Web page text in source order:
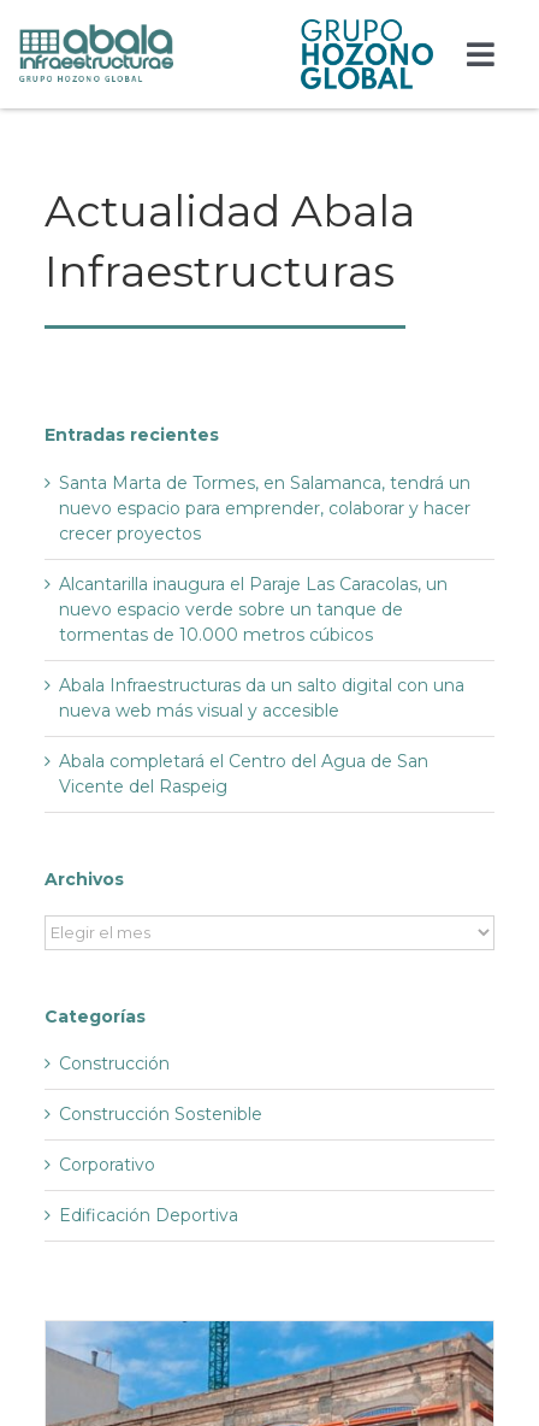
contenido
Edificación
Obra civil
Trabaja con nosotros
Actualidad Abala
Infraestructuras
Entradas recientes
Santa Marta de Tormes, en Salamanca, tendrá un
nuevo espacio para emprender, colaborar y hacer
crecer proyectos
Alcantarilla inaugura el Paraje Las Caracolas, un
nuevo espacio verde sobre un tanque de
tormentas de 10.000 metros cúbicos
Abala Infraestructuras da un salto digital con una
nueva web más visual y accesible
Abala completará el Centro del Agua de San
Vicente del Raspeig
Archivos
Archivos
Categorías
Construcción
Construcción Sostenible
Corporativo
Edificación Deportiva